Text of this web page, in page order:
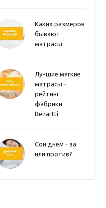
Каких размеров
бывают
матрасы
Лучшие мягкие
матрасы -
рейтинг
фабрики
Benartti
Сон днем - за
или против?